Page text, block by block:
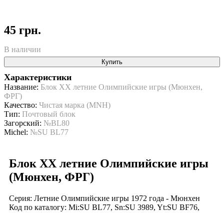
45 грн.
В наличии
Купить
Характеристики
Название: Блок ХХ летние Олимпийские игры (Мюнхен,
ФРГ)
Качество: Чистая марка (MNH)
Тип: Почтовый блок
Загорский: №BL80
Michel: №SU BL77
Блок ХХ летние Олимпийские игры
(Мюнхен, ФРГ)
Серия: Летние Олимпийские игры 1972 года - Мюнхен
Код по каталогy: Mi:SU BL77, Sn:SU 3989, Yt:SU BF76,